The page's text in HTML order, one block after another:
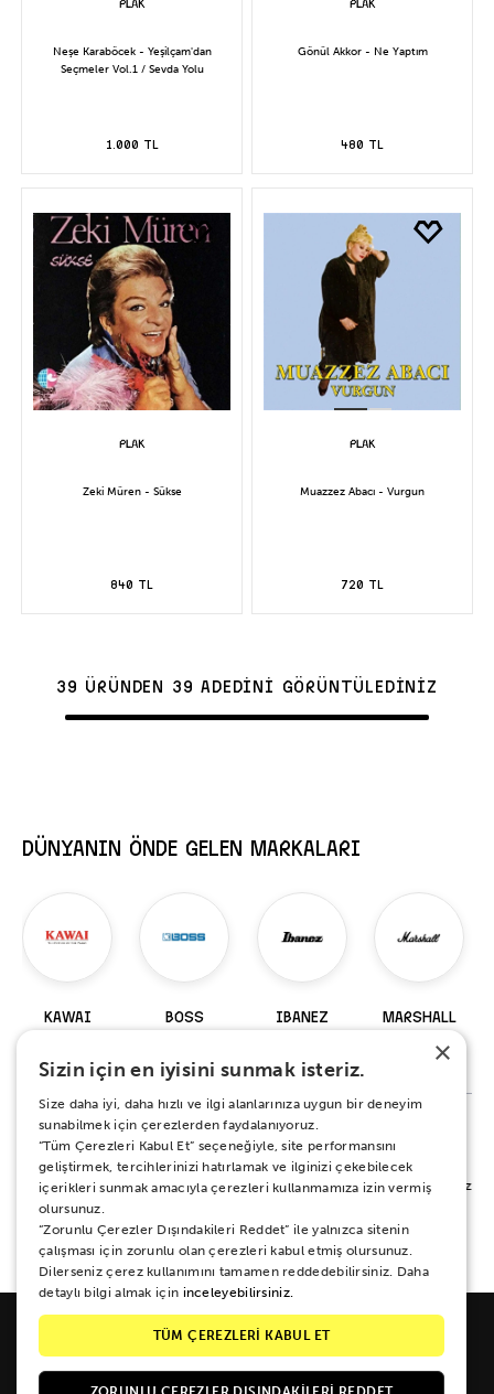
Neşe Karaböcek - Yeşilçam'dan
Seçmeler Vol.1 / Sevda Yolu
1.000 TL
Gönül Akkor - Ne Yaptım
480 TL
Zeki Müren - Sükse
840 TL
Muazzez Abacı - Vurgun
720 TL
39 ÜRÜNDEN 39 ADEDİNİ GÖRÜNTÜLEDİNİZ
DÜNYANIN ÖNDE GELEN MARKALARI
KAWAI BOSS IBANEZ MARSHALL
147 Ürün
%100 MEMNUNİYET SÖZÜ
Alışverişiniz sırasında ya da sonrasında koşulsuz mutluluğunuz için yanınızdayız.
Her ne sebeple olursa olsun 15 gün boyunca iade ve değişim garantisi Zuhal
Müzik güvencesinde.
×
Sizin için en iyisini sunmak isteriz.
Size daha iyi, daha hızlı ve ilgi alanlarınıza uygun bir deneyim
sunabilmek için çerezlerden faydalanıyoruz.
“Tüm Çerezleri Kabul Et” seçeneğiyle, site performansını
geliştirmek, tercihlerinizi hatırlamak ve ilginizi çekebilecek
içerikleri sunmak amacıyla çerezleri kullanmamıza izin vermiş
olursunuz.
“Zorunlu Çerezler Dışındakileri Reddet” ile yalnızca sitenin
çalışması için zorunlu olan çerezleri kabul etmiş olursunuz.
Dilerseniz çerez kullanımını tamamen reddedebilirsiniz. Daha
detaylı bilgi almak için inceleyebilirsiniz.
TÜM ÇEREZLERİ KABUL ET